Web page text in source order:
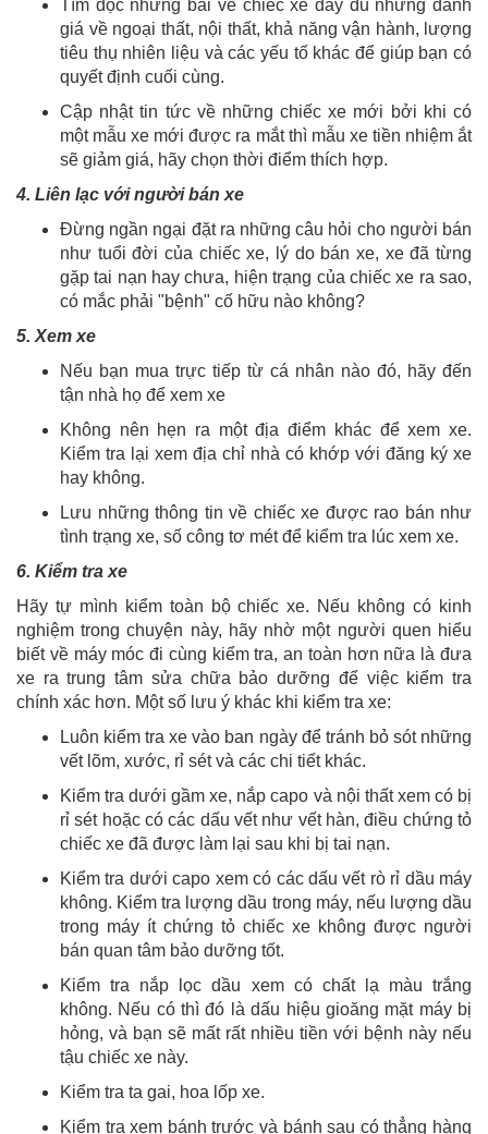
Tìm đọc những bài về chiếc xe đầy đủ những đánh
giá về ngoại thất, nội thất, khả năng vận hành, lượng
tiêu thụ nhiên liệu và các yếu tố khác để giúp bạn có
quyết định cuối cùng.
Cập nhật tin tức về những chiếc xe mới bởi khi có
một mẫu xe mới được ra mắt thì mẫu xe tiền nhiệm ắt
sẽ giảm giá, hãy chọn thời điểm thích hợp.
4. Liên lạc với người bán xe
Đừng ngần ngại đặt ra những câu hỏi cho người bán
như tuổi đời của chiếc xe, lý do bán xe, xe đã từng
gặp tai nạn hay chưa, hiện trạng của chiếc xe ra sao,
có mắc phải "bệnh" cố hữu nào không?
5. Xem xe
Nếu bạn mua trực tiếp từ cá nhân nào đó, hãy đến
tận nhà họ để xem xe
Không nên hẹn ra một địa điểm khác để xem xe.
Kiểm tra lại xem địa chỉ nhà có khớp với đăng ký xe
hay không.
Lưu những thông tin về chiếc xe được rao bán như
tình trạng xe, số công tơ mét để kiểm tra lúc xem xe.
6. Kiểm tra xe
Hãy tự mình kiểm toàn bộ chiếc xe. Nếu không có kinh
nghiệm trong chuyện này, hãy nhờ một người quen hiểu
biết về máy móc đi cùng kiểm tra, an toàn hơn nữa là đưa
xe ra trung tâm sửa chữa bảo dưỡng để việc kiểm tra
chính xác hơn. Một số lưu ý khác khi kiểm tra xe:
Luôn kiểm tra xe vào ban ngày để tránh bỏ sót những
vết lõm, xước, rỉ sét và các chi tiết khác.
Kiểm tra dưới gầm xe, nắp capo và nội thất xem có bị
rỉ sét hoặc có các dấu vết như vết hàn, điều chứng tỏ
chiếc xe đã được làm lại sau khi bị tai nạn.
Kiểm tra dưới capo xem có các dấu vết rò rỉ dầu máy
không. Kiểm tra lượng dầu trong máy, nếu lượng dầu
trong máy ít chứng tỏ chiếc xe không được người
bán quan tâm bảo dưỡng tốt.
Kiểm tra nắp lọc dầu xem có chất lạ màu trắng
không. Nếu có thì đó là dấu hiệu gioăng mặt máy bị
hỏng, và bạn sẽ mất rất nhiều tiền với bệnh này nếu
tậu chiếc xe này.
Kiểm tra ta gai, hoa lốp xe.
Kiểm tra xem bánh trước và bánh sau có thẳng hàng